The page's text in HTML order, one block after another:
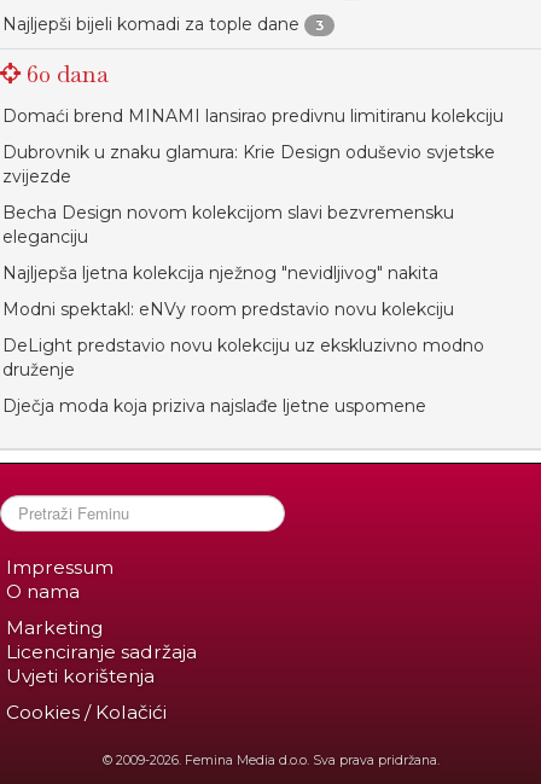
Najljepši bijeli komadi za tople dane 3
60 dana
Domaći brend MINAMI lansirao predivnu limitiranu kolekciju
Dubrovnik u znaku glamura: Krie Design oduševio svjetske
zvijezde
Becha Design novom kolekcijom slavi bezvremensku
eleganciju
Najljepša ljetna kolekcija nježnog "nevidljivog" nakita
Modni spektakl: eNVy room predstavio novu kolekciju
DeLight predstavio novu kolekciju uz ekskluzivno modno
druženje
Dječja moda koja priziva najslađe ljetne uspomene
Impressum
O nama
Marketing
Licenciranje sadržaja
Uvjeti korištenja
Cookies / Kolačići
© 2009-2026. Femina Media d.o.o. Sva prava pridržana.